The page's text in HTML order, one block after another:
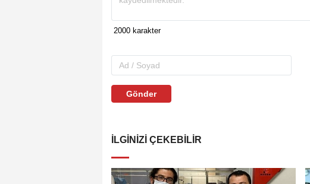
Gönder
İLGINIZI ÇEKEBILIR